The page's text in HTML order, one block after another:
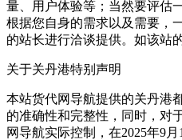
量、用户体验等；当然要评估
根据您自身的需求以及需要，
的站长进行洽谈提供。如该站
关于关丹港特别声明
本站货代网导航提供的关丹港
的准确性和完整性，同时，对
网导航实际控制，在2025年9